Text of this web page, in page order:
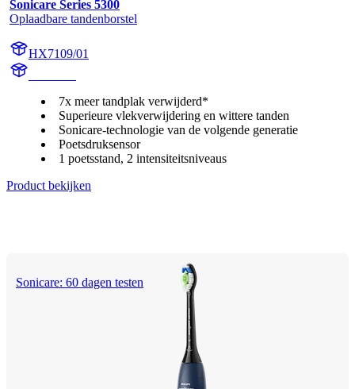
Sonicare Series 5300
Oplaadbare tandenborstel
HX7109/01
7x meer tandplak verwijderd*
Superieure vlekverwijdering en wittere tanden
Sonicare-technologie van de volgende generatie
Poetsdruksensor
1 poetsstand, 2 intensiteitsniveaus
Product bekijken
Sonicare: 60 dagen testen